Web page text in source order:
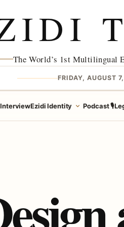
The World’s 1st Multilingual
FRIDAY, AUGUST
InterviewEzidi Identity Podcast 🎙️